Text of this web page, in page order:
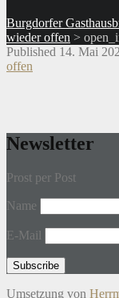
Burgdorfer
wieder offen >
Published 14. Mai
offen
Newsletter
Prost per Post
Name
E-Mail
Umsetzung von